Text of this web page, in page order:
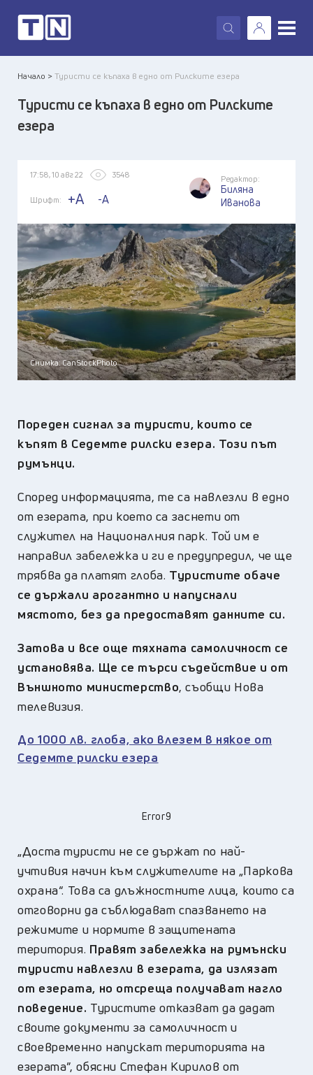
X
Начало >Туристи се къпаха в едно от Рилските езера
Туристи се къпаха в едно от Рилските
езера
17:58, 10 авг 22 3548
Шрифт: +A -A
Редактор:
Биляна
Иванова
Снимка: CanStockPhoto
Пореден сигнал за туристи, които се
къпят в Седемте рилски езера. Този път
румънци.
Според информацията, те са навлезли в едно
от езерата, при което са заснети от
служител на Националния парк. Той им е
направил забележка и ги е предупредил, че ще
трябва да платят глоба. Туристите обаче
се държали арогантно и напуснали
мястото, без да предоставят данните си.
Затова и все още тяхната самоличност се
установява. Ще се търси съдействие и от
Външното министерство, съобщи Нова
телевизия.
До 1000 лв. глоба, ако влезем в някое от
Седемте рилски езера
Error9
„Доста туристи не се държат по най-
учтивия начин към служителите на „Паркова
охрана“. Това са длъжностните лица, които са
отговорни да съблюдават спазването на
режимите и нормите в защитената
територия. Правят забележка на румънски
туристи навлезли в езерата, да излязат
от езерата, но отсреща получават нагло
поведение. Туристите отказват да дадат
своите документи за самоличност и
своевременно напускат територията на
езерата”, обясни Стефан Кирилов от